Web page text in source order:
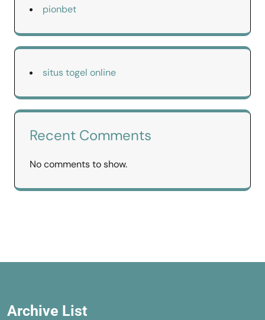
pionbet
situs togel online
Recent Comments
No comments to show.
Archive List